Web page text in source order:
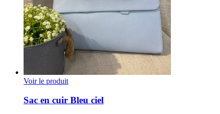
Voir le produit
Sac en cuir Bleu ciel